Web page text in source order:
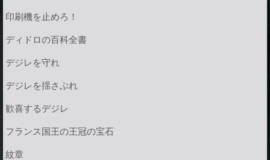
印刷機を止めろ！
ディドロの百科全書
デジレを守れ
デジレを揺さぶれ
歓喜するデジレ
フランス国王の王冠の宝石
紋章